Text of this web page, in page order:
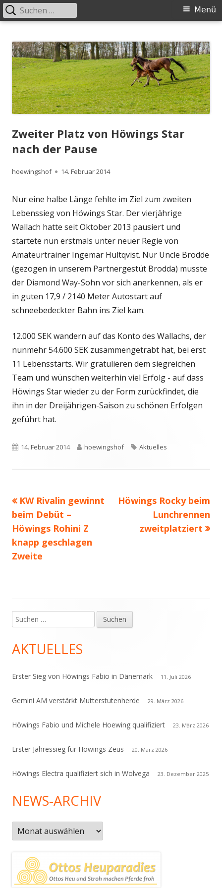
zum
Inhalt
Primäres
Menü
Suchen
nach:
Zweiter Platz von Höwings Star
nach der Pause
Autor
hoewingshof
Veröffentlicht
14. Februar 2014
Nur eine halbe Länge fehlte im Ziel zum zweiten
Lebenssieg von Höwings Star. Der vierjährige
Wallach hatte seit Oktober 2013 pausiert und
startete nun erstmals unter neuer Regie von
Amateurtrainer Ingemar Hultqvist. Nur Uncle Brodde
(gezogen in unserem Partnergestüt Brodda) musste
der Diamond Way-Sohn vor sich anerkennen, als er
in guten 17,9 / 2140 Meter Autostart auf
schneebedeckter Bahn ins Ziel kam.
12.000 SEK wandern auf das Konto des Wallachs, der
nunmehr 54.600 SEK zusammengetrabt hat, bei erst
11 Lebensstarts. Wir gratulieren dem siegreichen
Team und wünschen weiterhin viel Erfolg - auf dass
Höwings Star wieder zu der Form zurückfindet, die
ihn in der Dreijährigen-Saison zu schönen Erfolgen
geführt hat.
Veröffentlicht
14. Februar 2014 Autor
hoewingshof Schlagwörter
Aktuelles
Beitragsnavigation
Vorheriger
Beitrag:
KW Rivalin gewinnt
beim Debüt –
Höwings Rohini Z
knapp geschlagen
Zweite
Nächster
Höwings Rocky beim
Lunchrennen
zweitplatziert
Haupt-
Seitenleiste
Suchen
nach:
AKTUELLES
Erster Sieg von Höwings Fabio in Dänemark 11. Juli 2026
Gemini AM verstärkt Mutterstutenherde 29. März 2026
Höwings Fabio und Michele Hoewing qualifiziert 23. März 2026
Erster Jahressieg für Höwings Zeus 20. März 2026
Höwings Electra qualifiziert sich in Wolvega 23. Dezember 2025
NEWS-ARCHIV
News-
Archiv